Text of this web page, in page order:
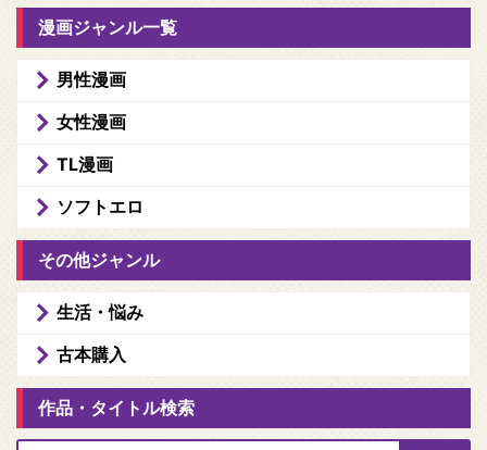
漫画ジャンル一覧
男性漫画
女性漫画
TL漫画
ソフトエロ
その他ジャンル
生活・悩み
古本購入
作品・タイトル検索